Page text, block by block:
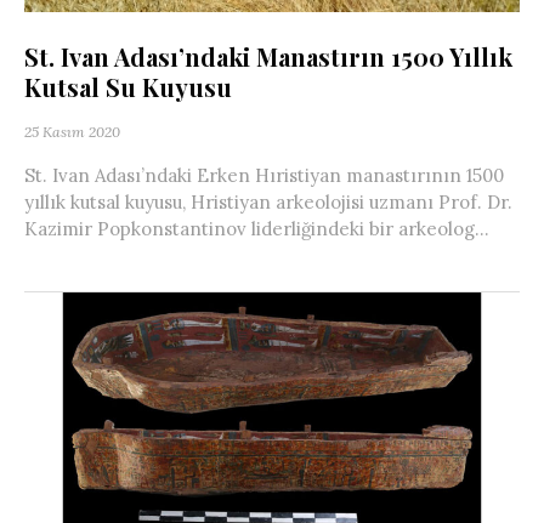
St. Ivan Adası’ndaki Manastırın 1500 Yıllık
Kutsal Su Kuyusu
25 Kasım 2020
St. Ivan Adası’ndaki Erken Hıristiyan manastırının 1500
yıllık kutsal kuyusu, Hristiyan arkeolojisi uzmanı Prof. Dr.
Kazimir Popkonstantinov liderliğindeki bir arkeolog...